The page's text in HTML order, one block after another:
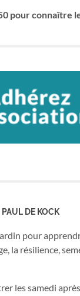
pour connaître
DE KOCK
pour
la résilience,
les samedi